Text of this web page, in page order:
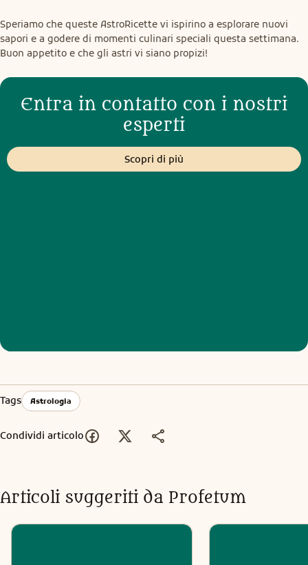
Speriamo che queste AstroRicette vi ispirino a esplorare nuovi
sapori e a godere di momenti culinari speciali questa settimana.
Buon appetito e che gli astri vi siano propizi!
Entra in contatto con i nostri
esperti
Scopri di più
Tags Astrologia
Condividi articolo
Articoli suggeriti da Profetum